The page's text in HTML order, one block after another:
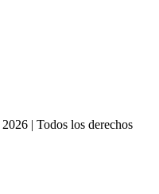
2026 |Todos los derechos